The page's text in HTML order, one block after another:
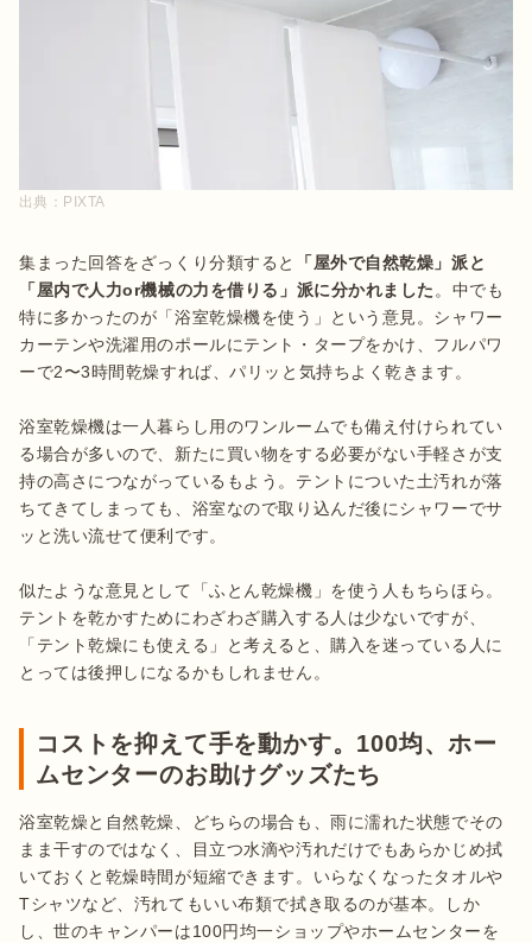
出典： PIXTA
集まった回答をざっくり分類すると
「屋外で自然乾燥」派と
「屋内で人力or機械の力を借りる」派に分かれました。中でも
特に多かったのが「浴室乾燥機を使う」という意見。シャワー
カーテンや洗濯用のポールにテント・タープをかけ、フルパワ
ーで2〜3時間乾燥すれば、パリッと気持ちよく乾きます。
浴室乾燥機は一人暮らし用のワンルームでも備え付けられてい
る場合が多いので、新たに買い物をする必要がない手軽さが支
持の高さにつながっているもよう。テントについた土汚れが落
ちてきてしまっても、浴室なので取り込んだ後にシャワーでサ
ッと洗い流せて便利です。
似たような意見として「ふとん乾燥機」を使う人もちらほら。
テントを乾かすためにわざわざ購入する人は少ないですが、
「テント乾燥にも使える」と考えると、購入を迷っている人に
とっては後押しになるかもしれません。
コストを抑えて手を動かす。100均、ホー
ムセンターのお助けグッズたち
浴室乾燥と自然乾燥、どちらの場合も、雨に濡れた状態でその
まま干すのではなく、目立つ水滴や汚れだけでもあらかじめ拭
いておくと乾燥時間が短縮できます。いらなくなったタオルや
Tシャツなど、汚れてもいい布類で拭き取るのが基本。しか
し、世のキャンパーは100円均一ショップやホームセンターを